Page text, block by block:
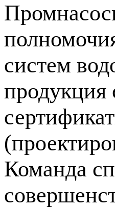
систем
Команда